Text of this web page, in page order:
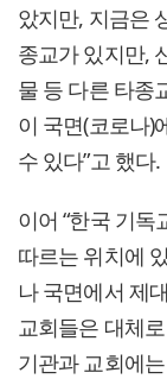
았지만, 지금은
종교가 있지만,
물 등 다른 타종
이 국면(코로나)
수 있다”고 했다.
이어 “한국 기
따르는 위치에
나 국면에서 제
교회들은 대체
기관과 교회에